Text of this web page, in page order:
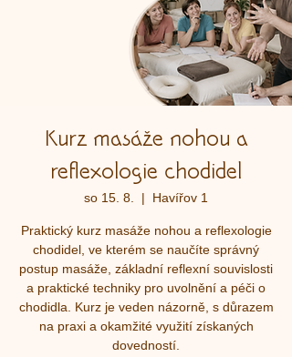
Kurz masáže nohou a
reflexologie chodidel
so 15. 8.
  |
Havířov 1
Praktický kurz masáže nohou a reflexologie
chodidel, ve kterém se naučíte správný
postup masáže, základní reflexní souvislosti
a praktické techniky pro uvolnění a péči o
chodidla. Kurz je veden názorně, s důrazem
na praxi a okamžité využití získaných
dovedností.